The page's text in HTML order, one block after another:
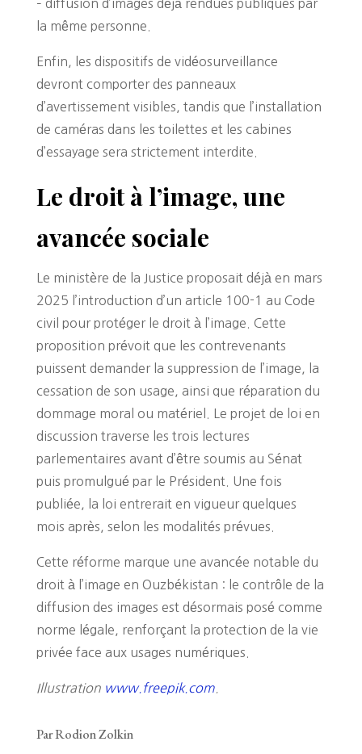
– diffusion d’images déjà rendues publiques par
la même personne.
Enfin, les dispositifs de vidéosurveillance
devront comporter des panneaux
d’avertissement visibles, tandis que l’installation
de caméras dans les toilettes et les cabines
d’essayage sera strictement interdite.
Le droit à l’image, une
avancée sociale
Le ministère de la Justice proposait déjà en mars
2025 l’introduction d’un article 100-1 au Code
civil pour protéger le droit à l’image. Cette
proposition prévoit que les contrevenants
puissent demander la suppression de l’image, la
cessation de son usage, ainsi que réparation du
dommage moral ou matériel. Le projet de loi en
discussion traverse les trois lectures
parlementaires avant d’être soumis au Sénat
puis promulgué par le Président. Une fois
publiée, la loi entrerait en vigueur quelques
mois après, selon les modalités prévues.
Cette réforme marque une avancée notable du
droit à l’image en Ouzbékistan : le contrôle de la
diffusion des images est désormais posé comme
norme légale, renforçant la protection de la vie
privée face aux usages numériques.
Illustration www.freepik.com.
Par Rodion Zolkin